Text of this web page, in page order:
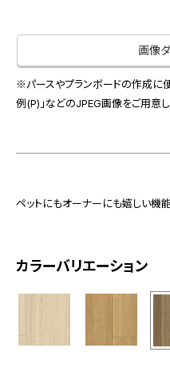
サンプル・カタログ請求／お問い合
スペースソリューション事業
オフィスソリューション事業
会社情報
画像
※パースやプランボードの作成に便
例(P)」などのJPEG画像をご用意し
ペットにもオーナーにも嬉しい機
カラーバリエーション